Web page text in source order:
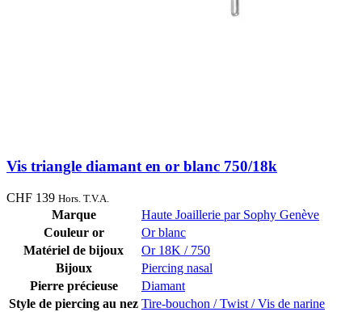
Vis triangle diamant en or blanc 750/18k
CHF 139 Hors. T.V.A.
Marque
Haute Joaillerie par Sophy Genève
Couleur or
Or blanc
Matériel de bijoux
Or 18K / 750
Bijoux
Piercing nasal
Pierre précieuse
Diamant
Style de piercing au nez Tire-bouchon / Twist / Vis de narine